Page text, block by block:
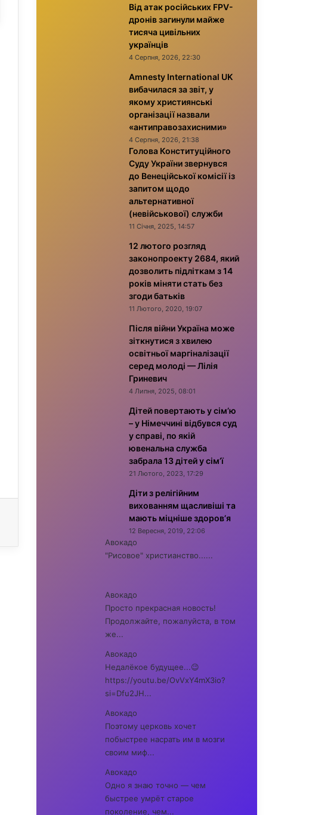
Від атак російських FPV-
дронів загинули майже
тисяча цивільних
українців
4 Серпня, 2026, 22:30
Amnesty International UK
вибачилася за звіт, у
якому християнські
організації назвали
«антиправозахисними»
4 Серпня, 2026, 21:38
Голова Конституційного
Суду України звернувся
до Венеційської комісії із
запитом щодо
альтернативної
(невійськової) служби
11 Січня, 2025, 14:57
12 лютого розгляд
законопроекту 2684, який
дозволить підліткам з 14
років міняти стать без
згоди батьків
11 Лютого, 2020, 19:07
Після війни Україна може
зіткнутися з хвилею
освітньої маргіналізації
серед молоді — Лілія
Гриневич
4 Липня, 2025, 08:01
Дітей повертають у сім’ю
– у Німеччині відбувся суд
у справі, по якій
ювенальна служба
забрала 13 дітей у сім’ї
21 Лютого, 2023, 17:29
Діти з релігійним
вихованням щасливіші та
мають міцніше здоров’я
12 Вересня, 2019, 22:06
Авокадо
"Рисовое" христианство......
Авокадо
Просто прекрасная новость!
Продолжайте, пожалуйста, в том
же...
Авокадо
Недалёкое будущее...😉
https://youtu.be/OvVxY4mX3io?
si=Dfu2JH...
Авокадо
Поэтому церковь хочет
побыстрее насрать им в мозги
своим миф...
Авокадо
Одно я знаю точно — чем
быстрее умрёт старое
поколение, чем...